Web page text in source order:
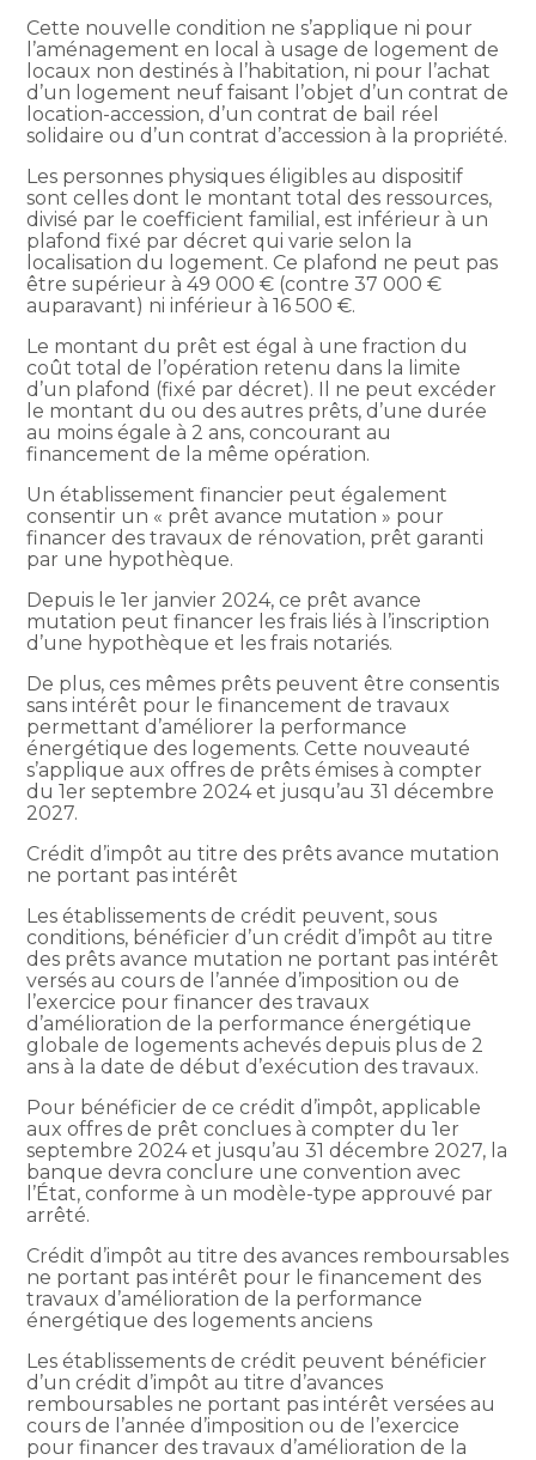
Cette nouvelle condition ne s’applique ni pour
l’aménagement en local à usage de logement de
locaux non destinés à l’habitation, ni pour l’achat
d’un logement neuf faisant l’objet d’un contrat de
location-accession, d’un contrat de bail réel
solidaire ou d’un contrat d’accession à la propriété.
Les personnes physiques éligibles au dispositif
sont celles dont le montant total des ressources,
divisé par le coefficient familial, est inférieur à un
plafond fixé par décret qui varie selon la
localisation du logement. Ce plafond ne peut pas
être supérieur à 49 000 € (contre 37 000 €
auparavant) ni inférieur à 16 500 €.
Le montant du prêt est égal à une fraction du
coût total de l’opération retenu dans la limite
d’un plafond (fixé par décret). Il ne peut excéder
le montant du ou des autres prêts, d’une durée
au moins égale à 2 ans, concourant au
financement de la même opération.
Un établissement financier peut également
consentir un « prêt avance mutation » pour
financer des travaux de rénovation, prêt garanti
par une hypothèque.
Depuis le 1er janvier 2024, ce prêt avance
mutation peut financer les frais liés à l’inscription
d’une hypothèque et les frais notariés.
De plus, ces mêmes prêts peuvent être consentis
sans intérêt pour le financement de travaux
permettant d’améliorer la performance
énergétique des logements. Cette nouveauté
s’applique aux offres de prêts émises à compter
du 1er septembre 2024 et jusqu’au 31 décembre
2027.
Crédit d’impôt au titre des prêts avance mutation
ne portant pas intérêt
Les établissements de crédit peuvent, sous
conditions, bénéficier d’un crédit d’impôt au titre
des prêts avance mutation ne portant pas intérêt
versés au cours de l’année d’imposition ou de
l’exercice pour financer des travaux
d’amélioration de la performance énergétique
globale de logements achevés depuis plus de 2
ans à la date de début d’exécution des travaux.
Pour bénéficier de ce crédit d’impôt, applicable
aux offres de prêt conclues à compter du 1er
septembre 2024 et jusqu’au 31 décembre 2027, la
banque devra conclure une convention avec
l’État, conforme à un modèle-type approuvé par
arrêté.
Crédit d’impôt au titre des avances remboursables
ne portant pas intérêt pour le financement des
travaux d’amélioration de la performance
énergétique des logements anciens
Les établissements de crédit peuvent bénéficier
d’un crédit d’impôt au titre d’avances
remboursables ne portant pas intérêt versées au
cours de l’année d’imposition ou de l’exercice
pour financer des travaux d’amélioration de la